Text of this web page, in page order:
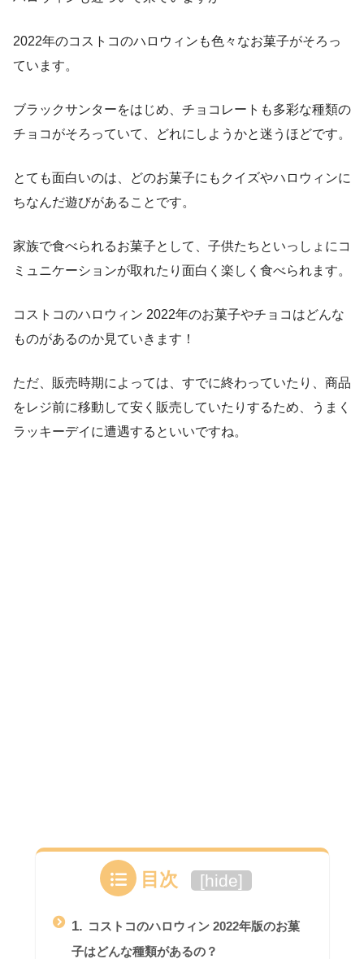
2022年のコストコのハロウィンも色々なお菓子がそろっ
ています。
ブラックサンターをはじめ、チョコレートも多彩な種類の
チョコがそろっていて、どれにしようかと迷うほどです。
とても面白いのは、どのお菓子にもクイズやハロウィンに
ちなんだ遊びがあることです。
家族で食べられるお菓子として、子供たちといっしょにコ
ミュニケーションが取れたり面白く楽しく食べられます。
コストコのハロウィン 2022年のお菓子やチョコはどんな
ものがあるのか見ていきます！
ただ、販売時期によっては、すでに終わっていたり、商品
をレジ前に移動して安く販売していたりするため、うまく
ラッキーデイに遭遇するといいですね。
目次 [hide]
1. コストコのハロウィン 2022年版のお菓
子はどんな種類があるの？